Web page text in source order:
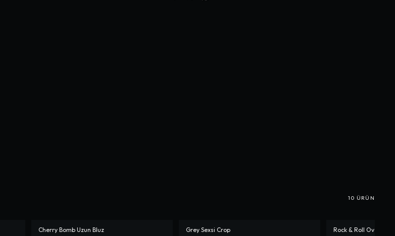
10 ÜRÜN
-%25
Cherry Bomb Uzun Bluz -%50
Grey Sexsi Crop Rock & Roll Oversize